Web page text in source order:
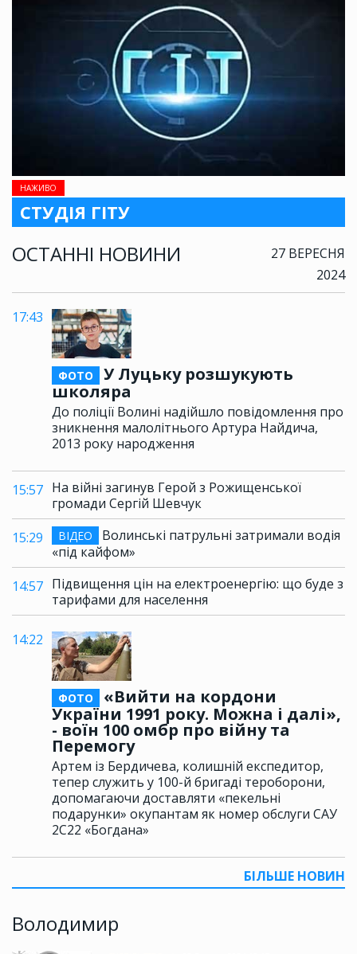
НАЖИВО
СТУДІЯ ГІТУ
ОСТАННІ НОВИНИ
27 ВЕРЕСНЯ
2024
17:43
ФОТО
У Луцьку розшукують
школяра
До поліції Волині надійшло повідомлення про
зникнення малолітнього Артура Найдича,
2013 року народження
15:57 На війні загинув Герой з Рожищенської
громади Сергій Шевчук
15:29
ВІДЕО
Волинські патрульні затримали водія
«під кайфом»
14:57 Підвищення цін на електроенергію: що буде з
тарифами для населення
14:22
ФОТО
«Вийти на кордони
України 1991 року. Можна і далі»,
- воїн 100 омбр про війну та
Перемогу
Артем із Бердичева, колишній експедитор,
тепер служить у 100-й бригаді тероборони,
допомагаючи доставляти «пекельні
подарунки» окупантам як номер обслуги САУ
2С22 «Богдана»
БІЛЬШЕ НОВИН
Володимир